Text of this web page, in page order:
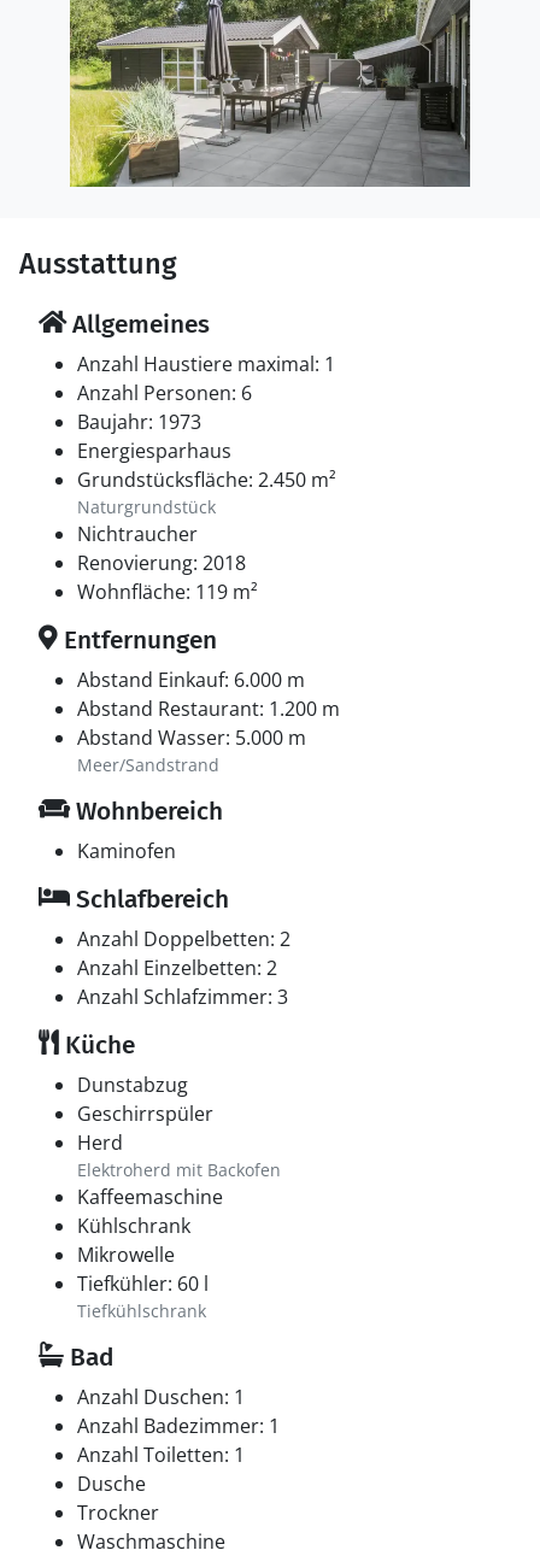
Ausstattung
Allgemeines
Anzahl Haustiere maximal: 1
Anzahl Personen: 6
Baujahr: 1973
Energiesparhaus
Grundstücksfläche: 2.450 m²
Naturgrundstück
Nichtraucher
Renovierung: 2018
Wohnfläche: 119 m²
Entfernungen
Abstand Einkauf: 6.000 m
Abstand Restaurant: 1.200 m
Abstand Wasser: 5.000 m
Meer/Sandstrand
Wohnbereich
Kaminofen
Schlafbereich
Anzahl Doppelbetten: 2
Anzahl Einzelbetten: 2
Anzahl Schlafzimmer: 3
Küche
Dunstabzug
Geschirrspüler
Herd
Elektroherd mit Backofen
Kaffeemaschine
Kühlschrank
Mikrowelle
Tiefkühler: 60 l
Tiefkühlschrank
Bad
Anzahl Duschen: 1
Anzahl Badezimmer: 1
Anzahl Toiletten: 1
Dusche
Trockner
Waschmaschine